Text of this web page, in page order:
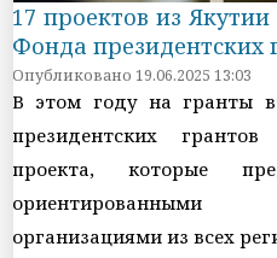
17 проектов из
Фонда президентских
Опубликовано 19.06.2025 13:03
В этом году на гранты
президентских
проекта, которые
организациями из всех